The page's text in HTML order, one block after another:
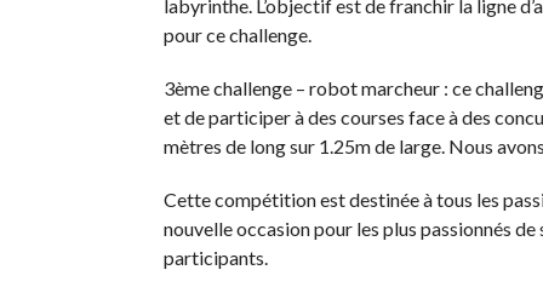
labyrinthe. L’objectif est de franchir la ligne
pour ce challenge.
3ème challenge – robot marcheur : ce
et de participer à des courses face à des
mètres de long sur 1.25m de large. Nous
Cette compétition est destinée à tous les
nouvelle occasion pour les plus passionnés
participants.